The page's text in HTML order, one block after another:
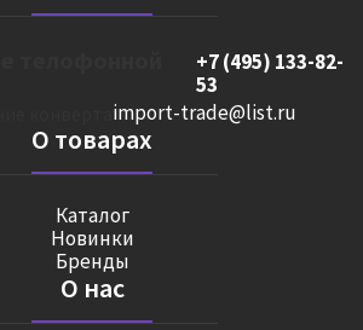
+7 (495) 133-82-
53
import-trade@list.ru
О товарах
Каталог
Новинки
Бренды
О нас